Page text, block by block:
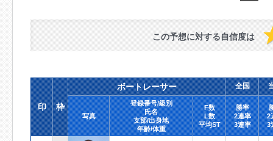
この予想に対する自信度は
印 枠
ボートレーサー 全国
写真
登録番号/級別
氏名
支部/出身地
年齢/体重
F数
L数
平均ST
勝率
2連率
3連率
2
3